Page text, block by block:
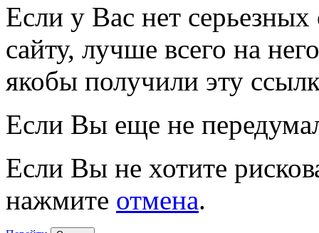
Если у Вас нет
сайту, лучше всего на
якобы получили эту
Если Вы еще не
Если Вы не хотите
нажмите отмена.